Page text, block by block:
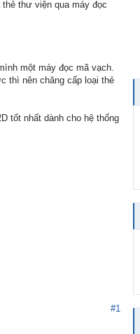
thư viện qua máy đọc
một máy đọc mã vạch.
thì nên chăng cấp loại thẻ
tốt nhất dành cho hệ thống
#1